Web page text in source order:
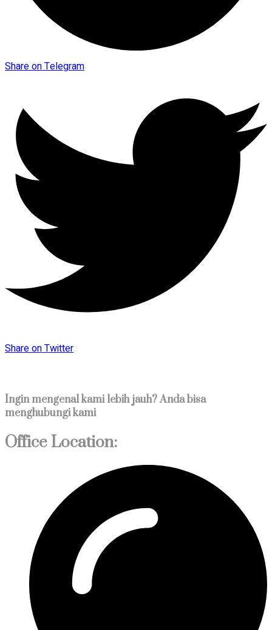
Share on Telegram
Share on Twitter
Ingin mengenal kami lebih jauh? Anda bisa
menghubungi kami
Office Location: